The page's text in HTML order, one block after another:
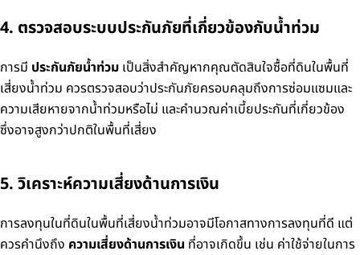
4. ตรวจสอบระบบประกันภัยที่เกี่ยวข้องกับน้ำท่วม
การมี ประกันภัยน้ำท่วม เป็นสิ่งสำคัญหากคุณตัดสินใจซื้อที่ดินในพื้นที่
เสี่ยงน้ำท่วม ควรตรวจสอบว่าประกันภัยครอบคลุมถึงการซ่อมแซมและ
ความเสียหายจากน้ำท่วมหรือไม่ และคำนวณค่าเบี้ยประกันที่เกี่ยวข้อง
ซึ่งอาจสูงกว่าปกติในพื้นที่เสี่ยง
5. วิเคราะห์ความเสี่ยงด้านการเงิน
การลงทุนในที่ดินในพื้นที่เสี่ยงน้ำท่วมอาจมีโอกาสทางการลงทุนที่ดี แต่
ควรคำนึงถึง ความเสี่ยงด้านการเงิน ที่อาจเกิดขึ้น เช่น ค่าใช้จ่ายในการ